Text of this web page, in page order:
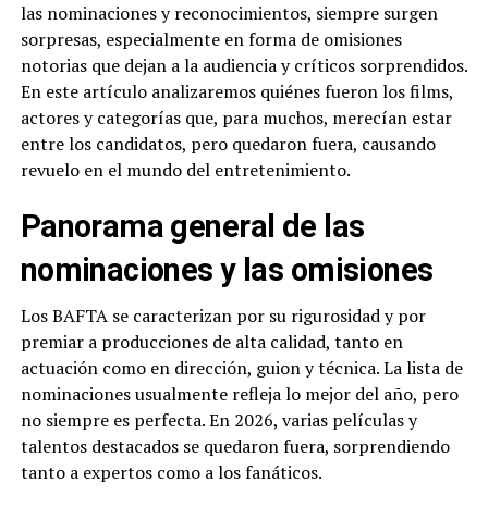
las nominaciones y reconocimientos, siempre surgen
sorpresas, especialmente en forma de omisiones
notorias que dejan a la audiencia y críticos sorprendidos.
En este artículo analizaremos quiénes fueron los films,
actores y categorías que, para muchos, merecían estar
entre los candidatos, pero quedaron fuera, causando
revuelo en el mundo del entretenimiento.
Panorama general de las
nominaciones y las omisiones
Los BAFTA se caracterizan por su rigurosidad y por
premiar a producciones de alta calidad, tanto en
actuación como en dirección, guion y técnica. La lista de
nominaciones usualmente refleja lo mejor del año, pero
no siempre es perfecta. En 2026, varias películas y
talentos destacados se quedaron fuera, sorprendiendo
tanto a expertos como a los fanáticos.